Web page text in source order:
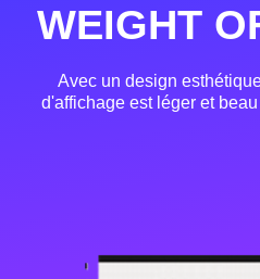
WEIGHT
Avec un design
d'affichage est léger et